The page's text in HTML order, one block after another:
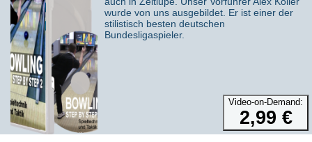
Es wundert mich immer wieder, wie wenig - vor allem
fortgeschrittene Spieler*innen - tatsächlich daran arbeiten, auch
ihr mentales Spiel zu verbessern. Ich kann in meinen Seminaren
stundenlang Übungen aufgeben, welche die meisten
Bowler*innen auch gerne machen, doch wenn ich denselben
Bowler*innen "Denkübungen mit Aktivitäten" auf der Bahn
zuweise, um Elemente ihres mentalen Spiels zu integrieren, wie
zum Beispiel: Atemtechnik, innere Schlüsselwörter und
Fokusierung, werden diese einfach nicht so konsequent
umgesetzt. Genau deshalb scheitern so manche
"Trainingsweltmeister" wenn sie in "Wettkampfdruck" kommen.
wurde von uns ausgebildet. Er ist einer der
stilistisch besten deutschen
Bundesligaspieler.
Video-on-Demand:
2,99 €